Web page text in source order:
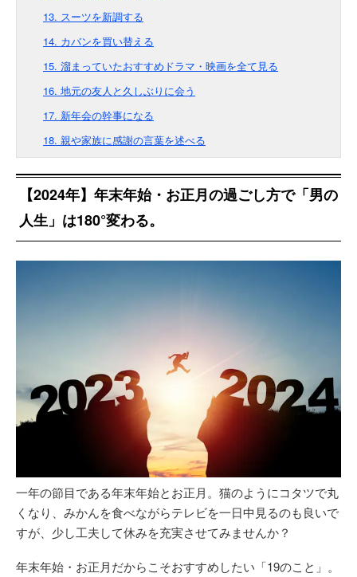
13. スーツを新調する
14. カバンを買い替える
15. 溜まっていたおすすめドラマ・映画を全て見る
16. 地元の友人と久しぶりに会う
17. 新年会の幹事になる
18. 親や家族に感謝の言葉を述べる
【2024年】年末年始・お正月の過ごし方で「男の
人生」は180°変わる。
一年の節目である年末年始とお正月。猫のようにコタツで丸
くなり、みかんを食べながらテレビを一日中見るのも良いで
すが、少し工夫して休みを充実させてみませんか？
年末年始・お正月だからこそおすすめしたい「19のこと」。